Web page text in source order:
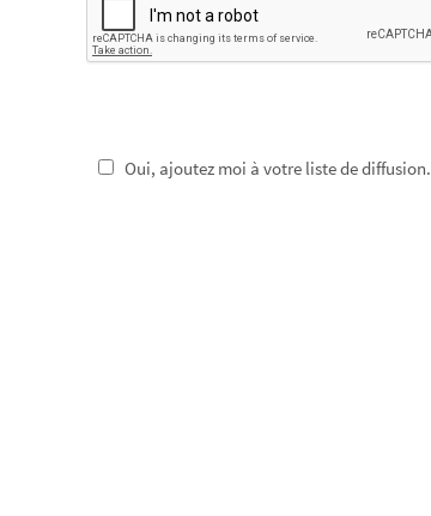
Oui, ajoutez moi à votre liste de diffusion.